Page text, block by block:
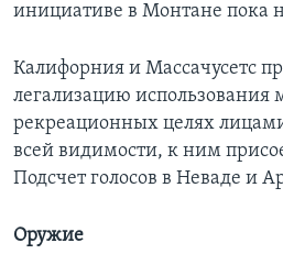
инициативе в Монтане пока
Калифорния и Массачусетс
легализацию использования
рекреационных целях
всей видимости, к ним
Подсчет голосов в Неваде и
Оружие